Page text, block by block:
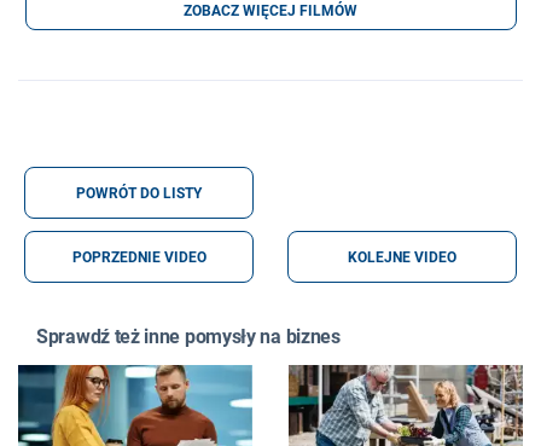
ZOBACZ WIĘCEJ FILMÓW
POWRÓT DO LISTY
POPRZEDNIE VIDEO KOLEJNE VIDEO
Sprawdź też inne pomysły na biznes